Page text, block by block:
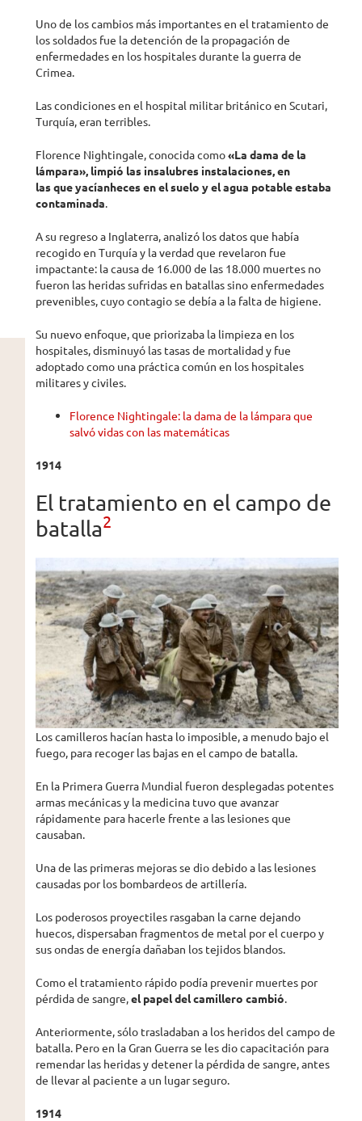
Uno de los cambios más importantes en el tratamiento de
los soldados fue la detención de la propagación de
enfermedades en los hospitales durante la guerra de
Crimea.
Las condiciones en el hospital militar británico en Scutari,
Turquía, eran terribles.
Florence Nightingale, conocida como«La dama de la
lámpara»,limpió las insalubres instalaciones, en
lasqueyacíanheces en el suelo y el agua potable estaba
contaminada.
A su regreso a Inglaterra, analizó los datos que había
recogido en Turquía y la verdad que revelaron fue
impactante: la causa de 16.000 de las 18.000 muertes no
fueron las heridas sufridas en batallas sino enfermedades
prevenibles, cuyo contagio se debía a la falta de higiene.
Su nuevo enfoque, que priorizaba la limpieza en los
hospitales, disminuyó las tasas de mortalidad y fue
adoptado como una práctica común en los hospitales
militares y civiles.
Florence Nightingale: la dama de la lámpara que
salvó vidas con las matemáticas
1914
El tratamiento en el campo de
batalla2
Los camilleros hacían hasta lo imposible, a menudo bajo el
fuego, para recoger las bajas en el campo de batalla.
En la Primera Guerra Mundial fueron desplegadas potentes
armas mecánicas y la medicina tuvo que avanzar
rápidamente para hacerle frente a las lesiones que
causaban.
Una de las primeras mejoras se dio debido a las lesiones
causadas por los bombardeos de artillería.
Los poderosos proyectiles rasgaban la carne dejando
huecos, dispersaban fragmentos de metal por el cuerpo y
sus ondas de energía dañaban los tejidos blandos.
Como el tratamiento rápido podía prevenir muertes por
pérdida de sangre, el papel del camillero cambió
Anteriormente, sólo trasladaban a los heridos del campo de
batalla. Pero en la Gran Guerra se les dio capacitación para
remendar las heridas y detener la pérdida de sangre, antes
de llevar al paciente a un lugar seguro.
1914